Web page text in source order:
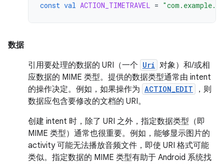
const val ACTION_TIMETRAVEL =
数据
引用要处理的数据的 URI（一个 Uri 对象）和/或相
应数据的 MIME 类型。提供的数据类型通常由 intent
的操作决定。例如，如果操作为 ACTION_EDIT
，则
数据应包含要修改的文档的 URI。
创建 intent 时，除了 URI 之外，指定数据类型（即
MIME 类型）通常也很重要。例如，能够显示图片的
activity 可能无法播放音频文件，即使 URI 格式可能
类似。指定数据的 MIME 类型有助于 Android 系统找